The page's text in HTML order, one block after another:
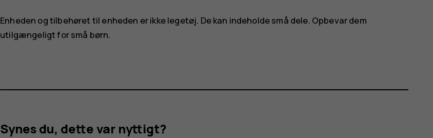
Enheden og tilbehøret til enheden er ikke legetøj. De kan indeholde små dele. Opbevar dem
utilgængeligt for små børn.
Synes du, dette var nyttigt?